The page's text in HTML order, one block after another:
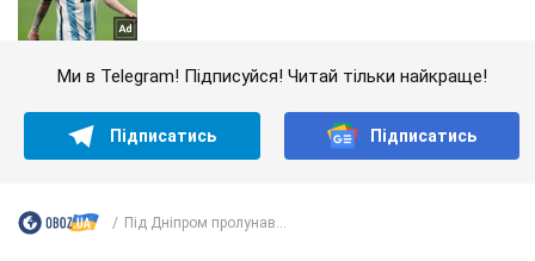
Ми в Telegram! Підписуйся! Читай тільки найкраще!
Підписатись Підписатись
Під Дніпром пролунав...